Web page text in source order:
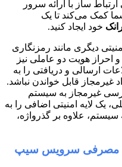
ساز با ارائه سرور
کمک می‌کند تا یک
خود ایجاد کنید.
دیگری مانند رمزنگاری
احراز هویت دو عاملی نیز
ارسالی و دریافتی را به
غیرمجاز قابل خواندن نباشد.
غیرمجاز به سیستم
یک لایه امنیتی اضافی را به
علاوه بر گذرواژه،
مصرفی سرویس سیپ